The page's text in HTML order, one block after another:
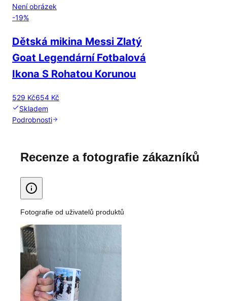
Není obrázek
-19%
Dětská mikina Messi Zlatý
Goat Legendární Fotbalová
Ikona S Rohatou Korunou
529 Kč654 Kč
Skladem
Podrobnosti
Recenze a fotografie zákazníků
Fotografie od uživatelů produktů